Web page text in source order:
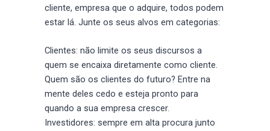
cliente, empresa que o adquire, todos podem
estar lá. Junte os seus alvos em categorias:
Clientes: não limite os seus discursos a
quem se encaixa diretamente como cliente.
Quem são os clientes do futuro? Entre na
mente deles cedo e esteja pronto para
quando a sua empresa crescer.
Investidores: sempre em alta procura junto